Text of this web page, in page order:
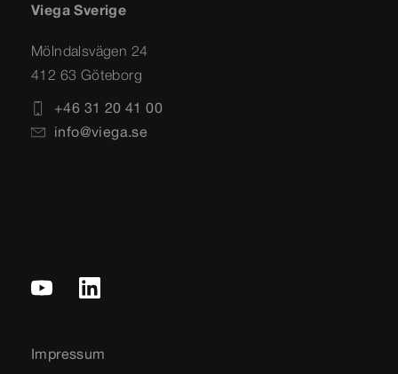
Viega Sverige
Mölndalsvägen 24
412 63 Göteborg
+46 31 20 41 00
info@viega.se
Impressum